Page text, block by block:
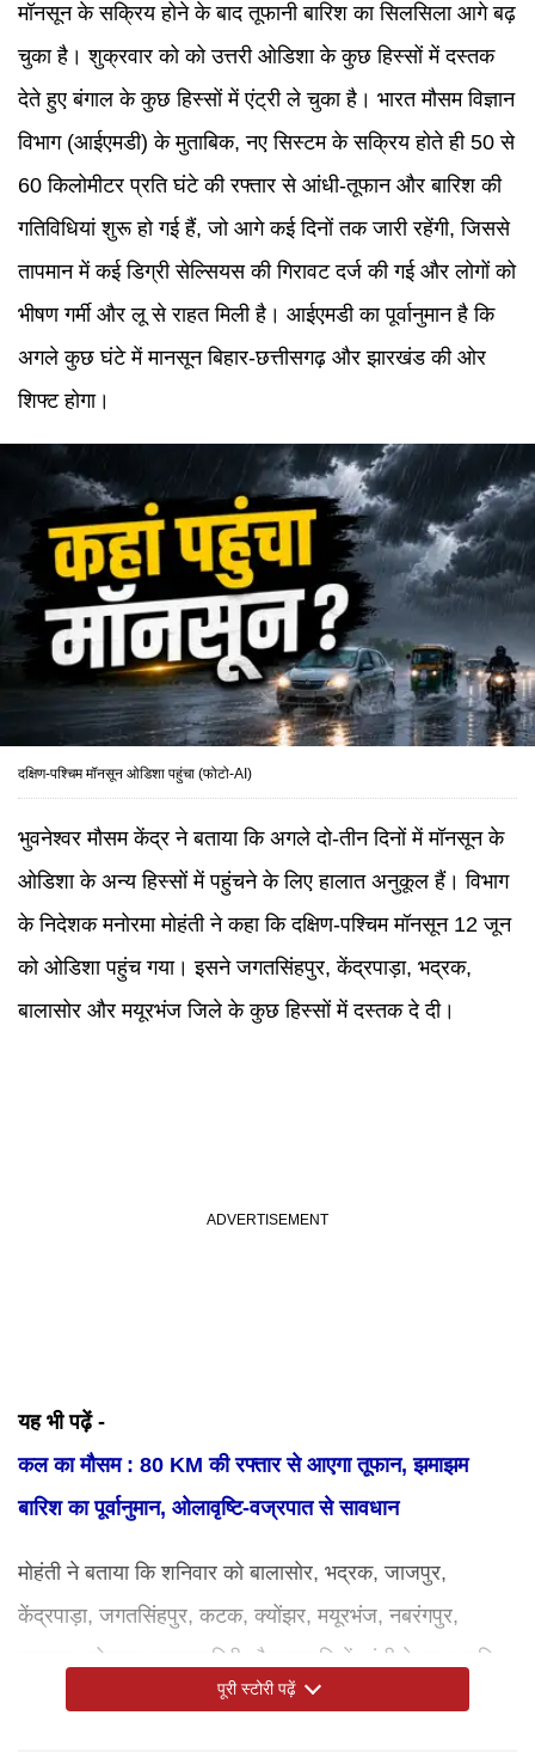
मॉनसून के सक्रिय होने के बाद तूफानी बारिश का सिलसिला आगे बढ़
चुका है। शुक्रवार को को उत्तरी ओडिशा के कुछ हिस्सों में दस्तक
देते हुए बंगाल के कुछ हिस्सों में एंट्री ले चुका है। भारत मौसम विज्ञान
विभाग (आईएमडी) के मुताबिक, नए सिस्टम के सक्रिय होते ही 50 से
60 किलोमीटर प्रति घंटे की रफ्तार से आंधी-तूफान और बारिश की
गतिविधियां शुरू हो गई हैं, जो आगे कई दिनों तक जारी रहेंगी, जिससे
तापमान में कई डिग्री सेल्सियस की गिरावट दर्ज की गई और लोगों को
भीषण गर्मी और लू से राहत मिली है। आईएमडी का पूर्वानुमान है कि
अगले कुछ घंटे में मानसून बिहार-छत्तीसगढ़ और झारखंड की ओर
शिफ्ट होगा।
दक्षिण-पश्चिम मॉनसून ओडिशा पहुंचा (फोटो-AI)
भुवनेश्वर मौसम केंद्र ने बताया कि अगले दो-तीन दिनों में मॉनसून के
ओडिशा के अन्य हिस्सों में पहुंचने के लिए हालात अनुकूल हैं। विभाग
के निदेशक मनोरमा मोहंती ने कहा कि दक्षिण-पश्चिम मॉनसून 12 जून
को ओडिशा पहुंच गया। इसने जगतसिंहपुर, केंद्रपाड़ा, भद्रक,
बालासोर और मयूरभंज जिले के कुछ हिस्सों में दस्तक दे दी।
यह भी पढ़ें -
कल का मौसम : 80 KM की रफ्तार से आएगा तूफान, झमाझम
बारिश का पूर्वानुमान, ओलावृष्टि-वज्रपात से सावधान
मोहंती ने बताया कि शनिवार को बालासोर, भद्रक, जाजपुर,
केंद्रपाड़ा, जगतसिंहपुर, कटक, क्योंझर, मयूरभंज, नबरंगपुर,
रायगड़ा, कोरापुट, मलकानगिरी और गजपति में आंधी के साथ बारिश
होने और 50-60 किलोमीटर प्रति घंटे की रफ्तार से हवाएं चलने का
पूरी स्टोरी पढ़ें